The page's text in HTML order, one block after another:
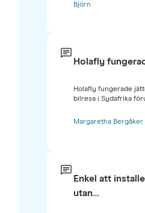
Björn
Holafly
Holafly fungerade
bilresa i Sydafrika
Margaretha Bergåker
Enkel att
utan…